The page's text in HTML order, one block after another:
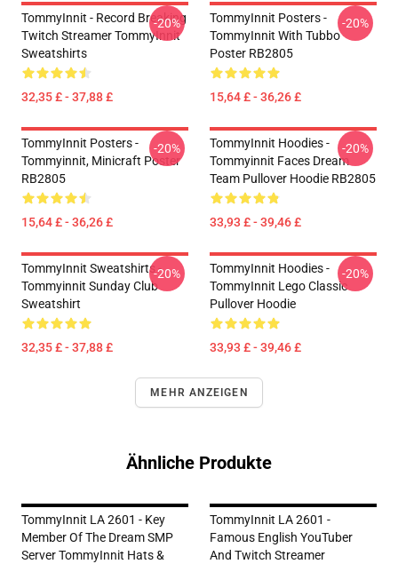
TommyInnit - Record Breaking
Twitch Streamer TommyInnit
Sweatshirts
32,35 £ - 37,88 £
-20%
TommyInnit Posters -
TommyInnit With Tubbo
Poster RB2805
15,64 £ - 36,26 £
-20%
TommyInnit Posters -
Tommyinnit, Minicraft Poster
RB2805
15,64 £ - 36,26 £
-20%
TommyInnit Hoodies -
Tommyinnit Faces Dream
Team Pullover Hoodie RB2805
33,93 £ - 39,46 £
-20%
TommyInnit Sweatshirts -
Tommyinnit Sunday Club
Sweatshirt
32,35 £ - 37,88 £
-20%
TommyInnit Hoodies -
TommyInnit Lego Classic
Pullover Hoodie
33,93 £ - 39,46 £
-20%
MEHR ANZEIGEN
Ähnliche Produkte
TommyInnit LA 2601 - Key
Member Of The Dream SMP
Server TommyInnit Hats &
TommyInnit LA 2601 -
Famous English YouTuber
And Twitch Streamer